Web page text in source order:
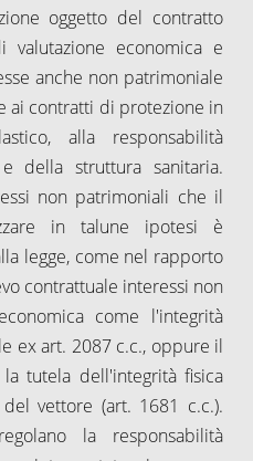
oggetto del contratto
valutazione economica e
anche non patrimoniale
ai contratti di protezione in
alla responsabilità
della struttura sanitaria.
non patrimoniali che il
in talune ipotesi è
legge, come nel rapporto
contrattuale interessi non
come l'integrità
ex art. 2087 c.c., oppure il
tutela dell'integrità fisica
vettore (art. 1681 c.c.).
la responsabilità